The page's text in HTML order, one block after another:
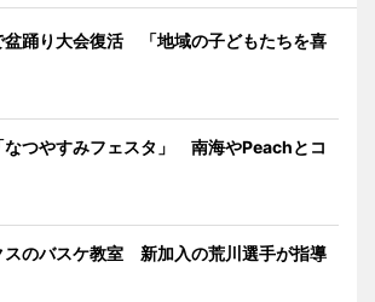
盆踊り大会復活 「地域の子どもたちを喜
なつやすみフェスタ」 南海やPeachとコ
スのバスケ教室 新加入の荒川選手が指導